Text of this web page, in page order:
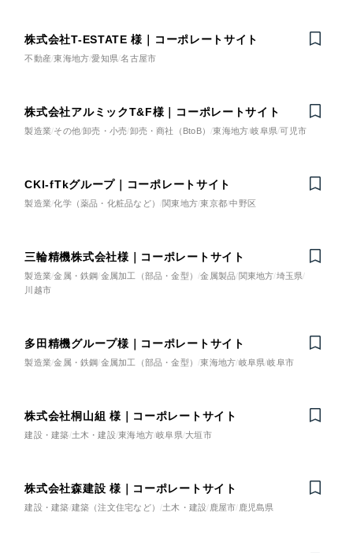
? よくある質問
リープ・プロジェクト
採用DX支援
リープ・キャリア ／ 人材紹介サービス
Pace ／クラウド型工数管理ツール
制作実績
制作実績
アウトソーシング（代行支援）
リープ・リクルーティング
その他のサービス
AI倫理ポリシー クッキーポリシー
サイトマップ ウェブアクセシビリティ方針
その他
建設・建築
医療・福祉
観光・レジャー
自治体・官公庁
株式会社T-ESTATE 様｜コーポレートサイト
不動産 東海地方 愛知県 名古屋市
株式会社アルミックT&F様｜コーポレートサイト
製造業 その他 卸売・小売 卸売・商社（BtoB） 東海地方 岐阜県 可児市
CKI-fTkグループ｜コーポレートサイト
製造業 化学（薬品・化粧品など） 関東地方 東京都 中野区
三輪精機株式会社様｜コーポレートサイト
製造業 金属・鉄鋼 金属加工（部品・金型） 金属製品 関東地方 埼玉県
川越市
多田精機グループ様｜コーポレートサイト
製造業 金属・鉄鋼 金属加工（部品・金型） 東海地方 岐阜県 岐阜市
株式会社桐山組 様｜コーポレートサイト
建設・建築 土木・建設 東海地方 岐阜県 大垣市
株式会社森建設 様｜コーポレートサイト
建設・建築 建築（注文住宅など） 土木・建設 鹿屋市 鹿児島県